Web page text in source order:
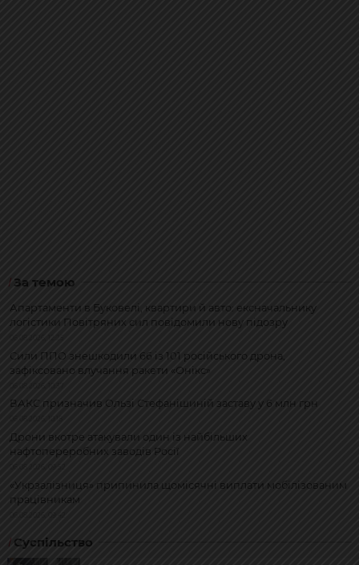
За темою
Апартаменти в Буковелі, квартири й авто: ексначальнику
логістики Повітряних сил повідомили нову підозру
Сили ППО знешкодили 66 із 101 російського дрона,
зафіксовано влучання ракети «Онікс»
ВАКС призначив Ользі Стефанішиній заставу у 6 млн грн
Дрони вкотре атакували один із найбільших
нафтопереробних заводів Росії
«Укрзалізниця» припинила щомісячні виплати мобілізованим
працівникам
Суспільство